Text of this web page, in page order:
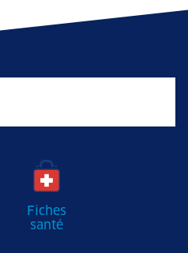
Fiches
santé